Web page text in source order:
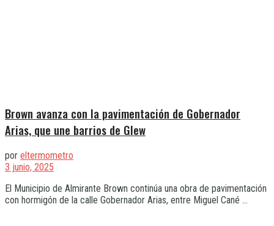
Brown avanza con la pavimentación de Gobernador
Arias, que une barrios de Glew
por eltermometro
3 junio, 2025
El Municipio de Almirante Brown continúa una obra de pavimentación
con hormigón de la calle Gobernador Arias, entre Miguel Cané ...